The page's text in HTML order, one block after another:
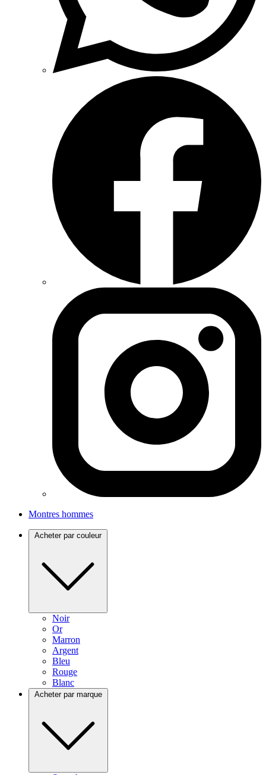
Montres hommes
Acheter par couleur
Noir
Or
Marron
Argent
Bleu
Rouge
Blanc
Acheter par marque